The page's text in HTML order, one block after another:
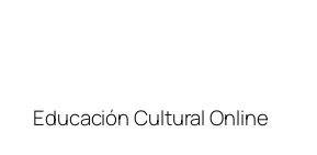
Educación Cultural Online